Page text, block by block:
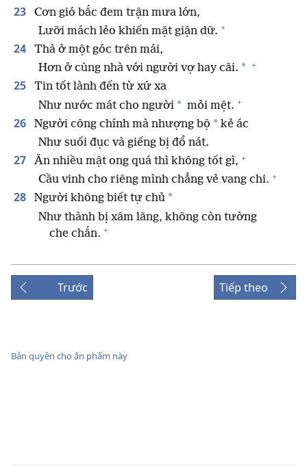
23
Cơn gió bắc đem trận mưa lớn,
Lưỡi mách lẻo khiến mặt giận dữ. +
24
Thà ở một góc trên mái,
Hơn ở cùng nhà với người vợ hay cãi. * +
25
Tin tốt lành đến từ xứ xa
Như nước mát cho người * mỏi mệt. +
26 Người công chính mà nhượng bộ * kẻ ác
Như suối đục và giếng bị đổ nát.
27 Ăn nhiều mật ong quá thì không tốt gì, +
Cầu vinh cho riêng mình chẳng vẻ vang chi. +
28 Người không biết tự chủ *
Như thành bị xâm lăng, không còn tường
che chắn. +
Trước Tiếp theo
Bản quyền cho ấn phẩm này